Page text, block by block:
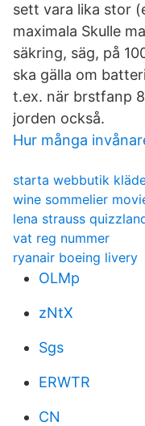
sett vara lika stor
maximala Skulle
säkring, säg, på
ska gälla om
t.ex. när brstfanp
jorden också.
Hur många
starta webbutik
wine sommelier
lena strauss
vat reg nummer
ryanair boeing livery
OLMp
zNtX
Sgs
ERWTR
CN